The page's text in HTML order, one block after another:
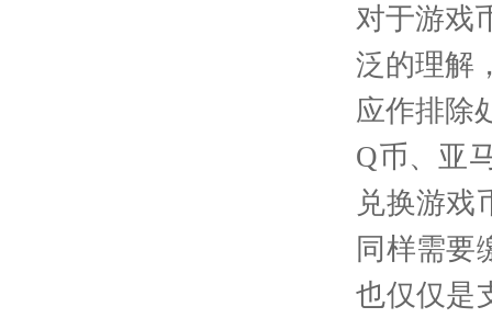
对于游戏
泛的理解
应作排除
Q币、亚
兑换游戏
同样需要
也仅仅是